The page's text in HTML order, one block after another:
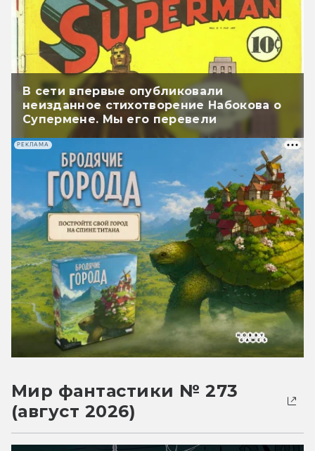
В сети впервые опубликовали
неизданное стихотворение Набокова о
Супермене. Мы его перевели
РЕКЛАМА
Мир фантастики № 273
(август 2026)